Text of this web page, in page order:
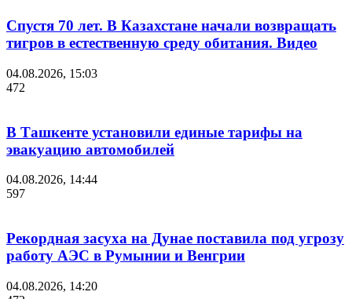
Спустя 70 лет. В Казахстане начали возвращать
тигров в естественную среду обитания. Видео
04.08.2026, 15:03
472
В Ташкенте установили единые тарифы на
эвакуацию автомобилей
04.08.2026, 14:44
597
Рекордная засуха на Дунае поставила под угрозу
работу АЭС в Румынии и Венгрии
04.08.2026, 14:20